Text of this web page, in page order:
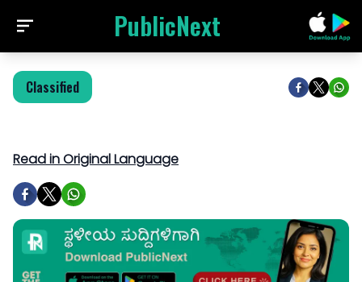
PublicNext
Classified
Read in Original Language